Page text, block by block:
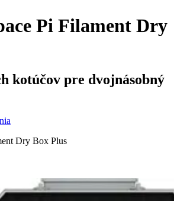
Pi Filament Dry
kotúčov pre dvojnásobný
Dry Box Plus